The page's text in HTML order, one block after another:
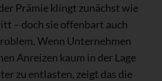
Prämie klingt zunächst wie
– doch sie offenbart auch
Wenn Unternehmen
Anreizen kaum in der Lage
zu entlasten, zeigt das die